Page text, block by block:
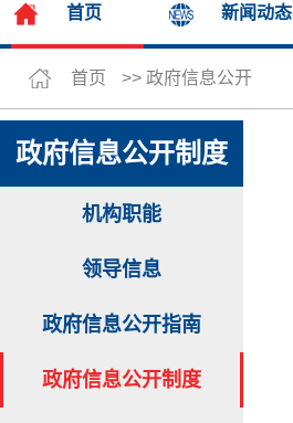
首页 新闻动态
首页 >> 政府信息公开
政府信息公开制度
机构职能
领导信息
政府信息公开指南
政府信息公开制度